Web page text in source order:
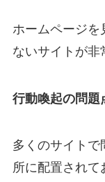
ホームページを
ないサイトが非
行動喚起の問題
多くのサイトで
所に配置されて